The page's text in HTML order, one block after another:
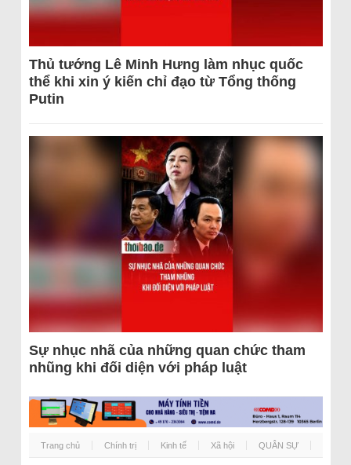
Thủ tướng Lê Minh Hưng làm nhục quốc
thể khi xin ý kiến chỉ đạo từ Tổng thống
Putin
Sự nhục nhã của những quan chức tham
nhũng khi đối diện với pháp luật
Trang chủ Chính trị Kinh tế Xã hội QUÂN SỰ